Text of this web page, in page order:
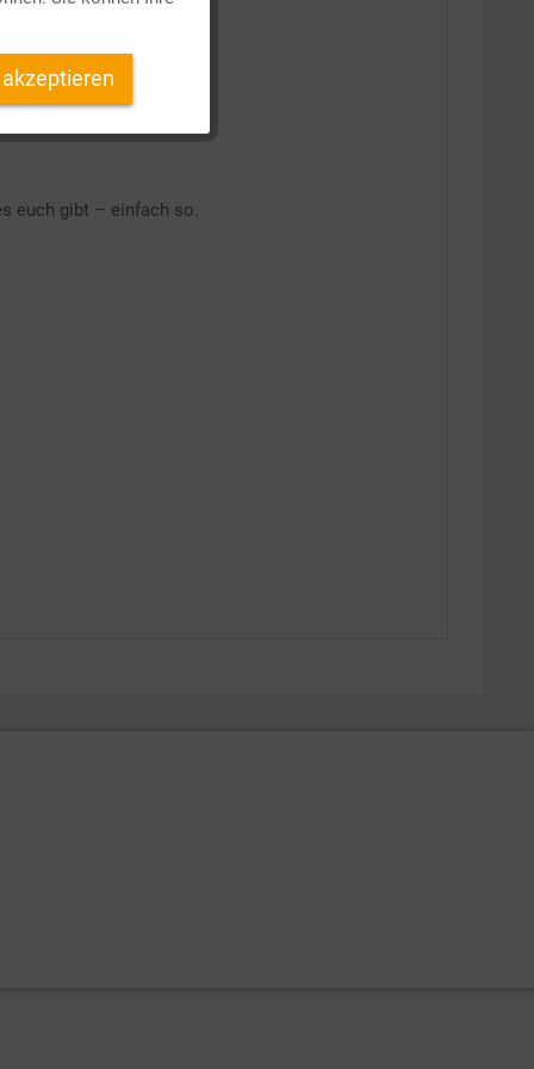
euch gibt – einfach so.
Inaktiv